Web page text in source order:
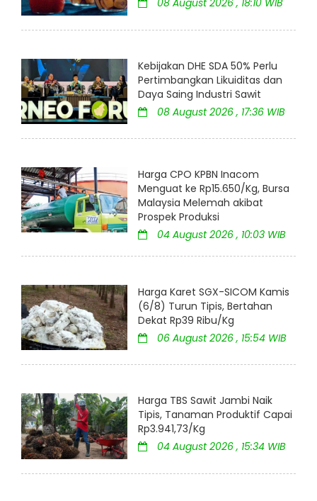
08 August 2026 , 18:10 WIB
Kebijakan DHE SDA 50% Perlu
Pertimbangkan Likuiditas dan
Daya Saing Industri Sawit
08 August 2026 , 17:36 WIB
Harga CPO KPBN Inacom
Menguat ke Rp15.650/Kg, Bursa
Malaysia Melemah akibat
Prospek Produksi
04 August 2026 , 10:03 WIB
Harga Karet SGX-SICOM Kamis
(6/8) Turun Tipis, Bertahan
Dekat Rp39 Ribu/Kg
06 August 2026 , 15:54 WIB
Harga TBS Sawit Jambi Naik
Tipis, Tanaman Produktif Capai
Rp3.941,73/Kg
04 August 2026 , 15:34 WIB